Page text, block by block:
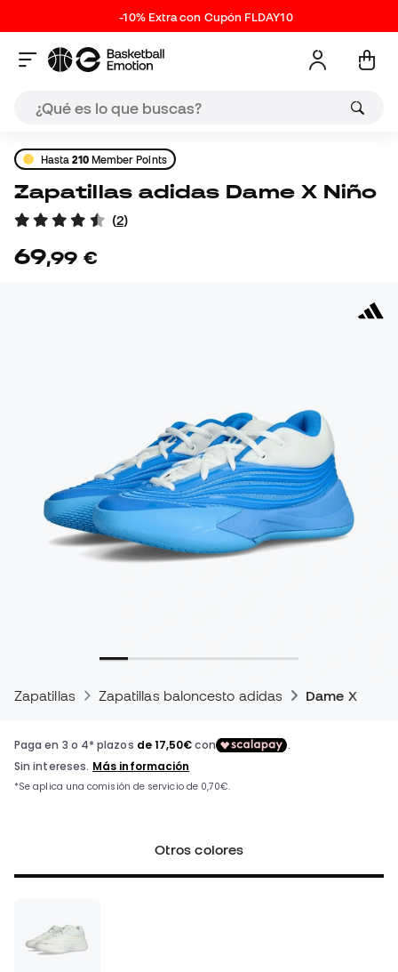
-10% Extra con Cupón FLDAY10
Hasta210Member Points
Zapatillas adidas Dame X Niño
(2)
69,99 €
Zapatillas Zapatillas baloncesto adidas Dame X
Otros colores